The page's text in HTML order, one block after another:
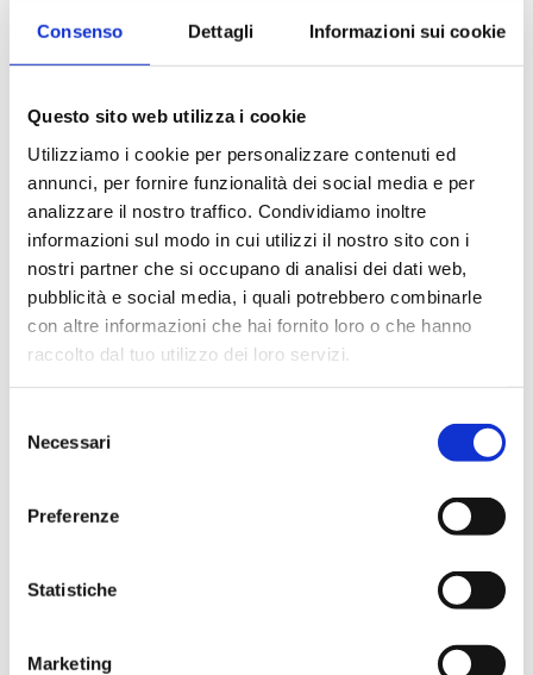
Consenso Dettagli Informazioni sui cookie
Questo sito web utilizza i cookie
Utilizziamo i cookie per personalizzare contenuti ed
annunci, per fornire funzionalità dei social media e per
analizzare il nostro traffico. Condividiamo inoltre
informazioni sul modo in cui utilizzi il nostro sito con i
nostri partner che si occupano di analisi dei dati web,
pubblicità e social media, i quali potrebbero combinarle
con altre informazioni che hai fornito loro o che hanno
raccolto dal tuo utilizzo dei loro servizi.
delNecessari
Preferenze
Statistiche
Marketing
Composición
Aditivos nutricionales/kg